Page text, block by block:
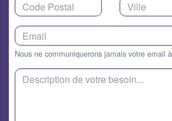
Nous ne communiquerons jamais votre email